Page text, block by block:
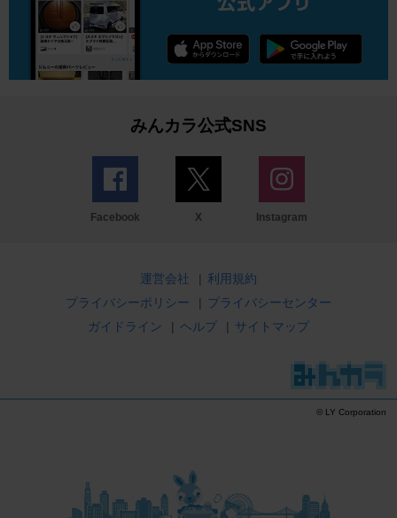
みんカラ公式SNS
Facebook X Instagram
運営会社 | 利用規約
プライバシーポリシー
| プライバシーセンター
ガイドライン
| ヘルプ | サイトマップ
© LY Corporation